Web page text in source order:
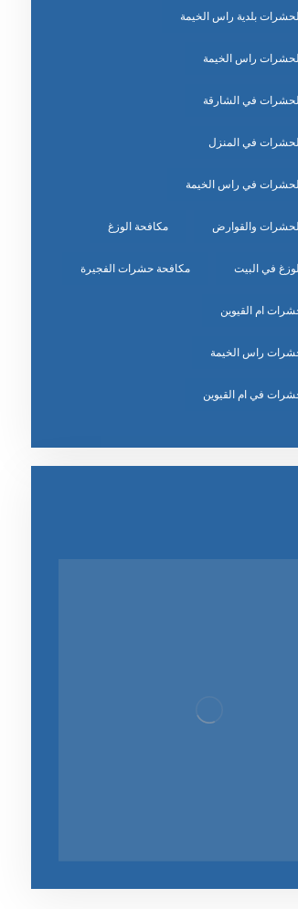
بلدية راس الخيمة
راس الخيمة
في الشارقة
في المنزل
في راس الخيمة
والقوارض مكافحة الوزغ
في البيت مكافحة حشرات الفجيرة
ام القيوين
راس الخيمة
في ام القيوين